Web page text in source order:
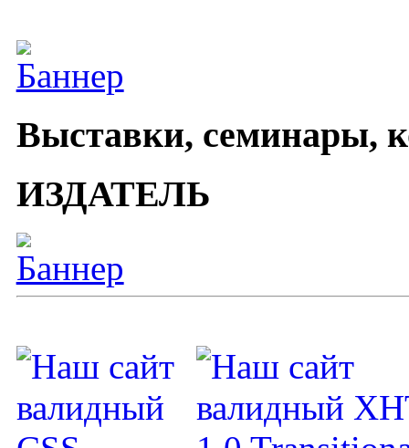
Выставки, семинары,
ИЗДАТЕЛЬ